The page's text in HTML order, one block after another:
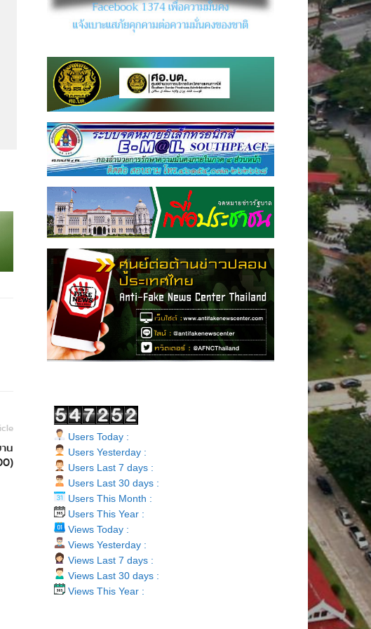
น
Users Today :
Users Yesterday :
Users Last 7 days :
Users Last 30 days :
Users This Month :
Users This Year :
Views Today :
Views Yesterday :
Views Last 7 days :
Views Last 30 days :
Views This Year :